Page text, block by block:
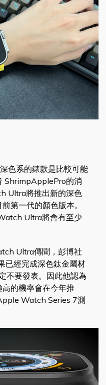
色系的錶款是比較可能
ShrimpApplePro的消
Ultra將推出新的深色
第一代的顏色版本。
Ultra將會有至少
Ultra傳聞，彭博社
已經完成深色鈦金屬材
不要發表。因此他認為
高的機率會在今年推
Watch Series 7測